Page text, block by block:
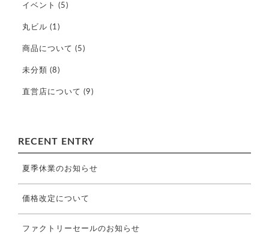
イベント (5)
丸ビル (1)
商品について (5)
未分類 (8)
直営店について (9)
RECENT ENTRY
夏季休業のお知らせ
価格改定について
ファクトリーセールのお知らせ